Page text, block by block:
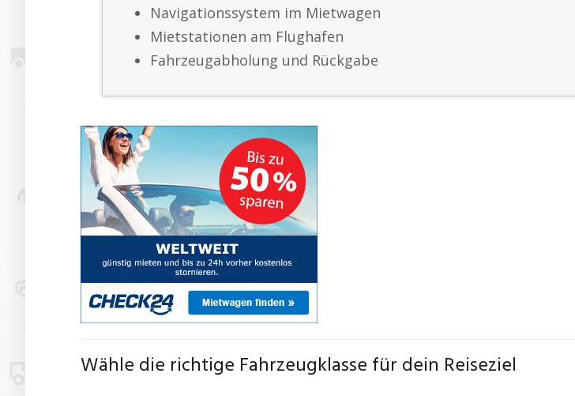
Navigationssystem im Mietwagen
Mietstationen am Flughafen
Fahrzeugabholung und Rückgabe
Wähle die richtige Fahrzeugklasse für dein Reiseziel